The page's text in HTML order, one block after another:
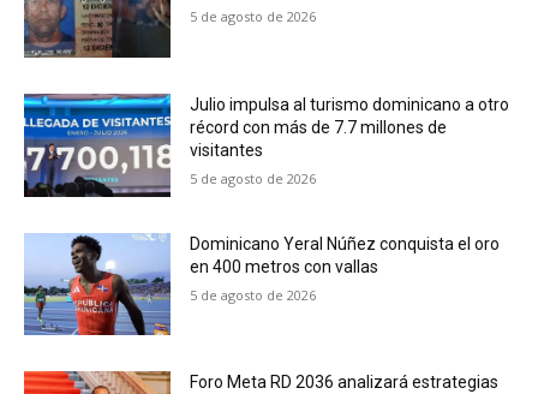
5 de agosto de 2026
Julio impulsa al turismo dominicano a otro
récord con más de 7.7 millones de
visitantes
5 de agosto de 2026
Dominicano Yeral Núñez conquista el oro
en 400 metros con vallas
5 de agosto de 2026
Foro Meta RD 2036 analizará estrategias